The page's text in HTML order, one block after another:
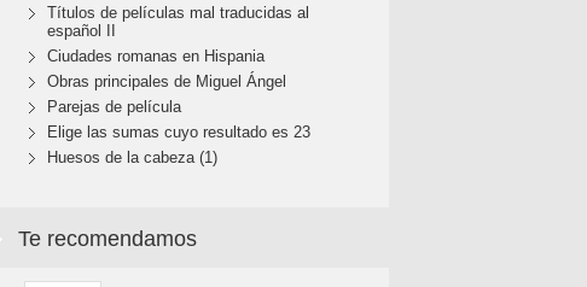
Títulos de películas mal traducidas al
español II
Ciudades romanas en Hispania
Obras principales de Miguel Ángel
Parejas de película
Elige las sumas cuyo resultado es 23
Huesos de la cabeza (1)
Te recomendamos